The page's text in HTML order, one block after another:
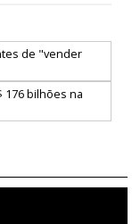
de "vender
bilhões na